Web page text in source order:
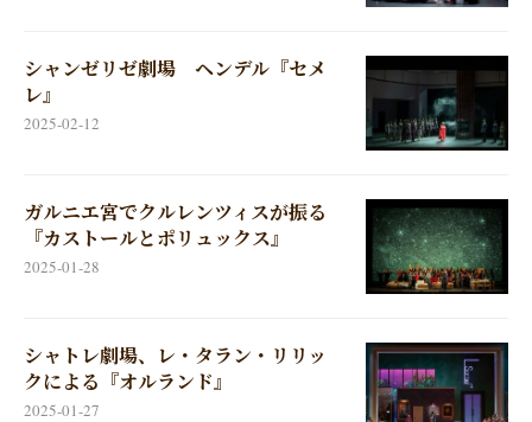
シャンゼリゼ劇場 ヘンデル『セメ
レ』
2025-02-12
ガルニエ宮でクルレンツィスが振る
『カストールとポリュックス』
2025-01-28
シャトレ劇場、レ・タラン・リリッ
クによる『オルランド』
2025-01-27